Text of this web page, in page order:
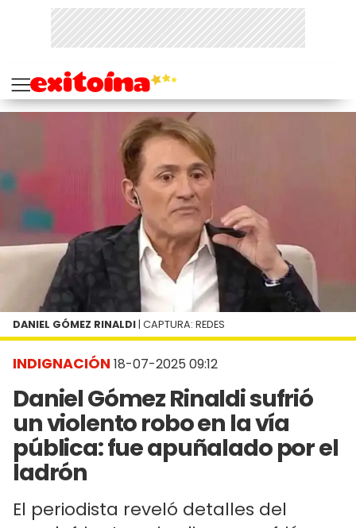
INDIGNACIÓN 18-07-2025 09:12
Daniel Gómez Rinaldi sufrió
un violento robo en la vía
pública: fue apuñalado por el
ladrón
El periodista reveló detalles del
DANIEL GÓMEZ RINALDI | CAPTURA: REDES